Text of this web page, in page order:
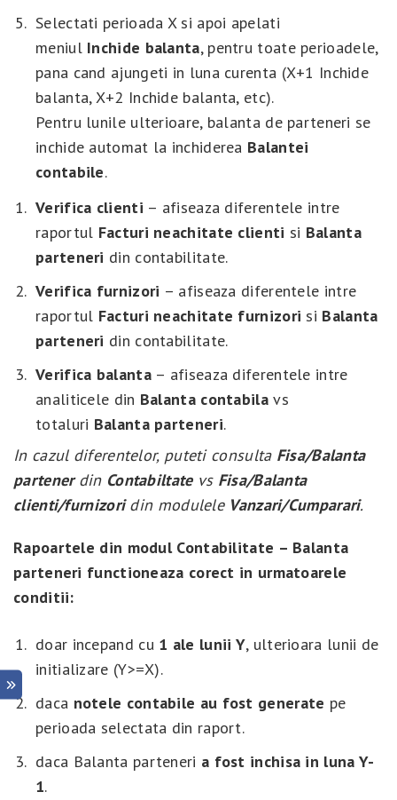
Selectati perioada X si apoi apelati
meniul Inchide balanta, pentru toate perioadele,
pana cand ajungeti in luna curenta (X+1 Inchide
balanta, X+2 Inchide balanta, etc).
Pentru lunile ulterioare, balanta de parteneri se
inchide automat la inchiderea Balantei
contabile.
Verifica clienti – afiseaza diferentele intre
raportul Facturi neachitate clienti si Balanta
parteneri din contabilitate.
Verifica furnizori – afiseaza diferentele intre
raportul Facturi neachitate furnizori si Balanta
parteneri din contabilitate.
Verifica balanta– afiseaza diferentele intre
analiticele din Balanta contabilavs
totaluri Balanta parteneri.
In cazul diferentelor, puteti consulta Fisa/Balanta
partenerdin Contabiltatevs Fisa/Balanta
clienti/furnizoridin modulele Vanzari/Cumparari.
Rapoartele din modul Contabilitate – Balanta
parteneri functioneaza corect in urmatoarele
conditii:
doar incepand cu 1 ale lunii Y, ulterioara lunii de
initializare (Y>=X).
daca notele contabile au fost generate pe
perioada selectata din raport.
daca Balanta parteneri a fost inchisa in luna Y-
1.